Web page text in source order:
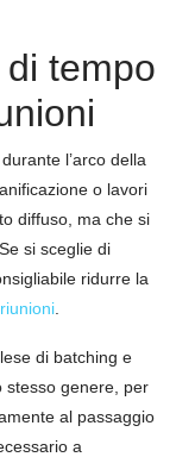
tempo
l’arco della
o lavori
diffuso, ma che si
si sceglie di
ridurre la
riunioni
di batching e
stesso genere, per
al passaggio
a